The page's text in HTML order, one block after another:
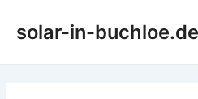
Inhaltsolar-in-buchloe.de